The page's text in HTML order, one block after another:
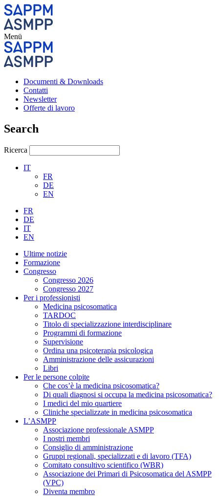
Menü
Documenti & Downloads
Contatti
Newsletter
Offerte di lavoro
Search
Ricerca
IT
FR
DE
EN
FR
DE
IT
EN
Ultime notizie
Formazione
Congresso
Congresso 2026
Congresso 2027
Per i professionisti
Medicina psicosomatica
TARDOC
Titolo di specializzazione interdisciplinare
Programmi di formazione
Supervisione
Ordina una psicoterapia psicologica
Amministrazione delle assicurazioni
Libri
Per le persone colpite
Che cos’è la medicina psicosomatica?
Di quali diagnosi si occupa la medicina psicosomatica?
I medici del mio quartiere
Cliniche specializzate in medicina psicosomatica
L’ASMPP
Associazione professionale ASMPP
I nostri membri
Consiglio di amministrazione
Gruppi regionali, specializzati e di lavoro (TFA)
Comitato consultivo scientifico (WBR)
Associazione dei Primari di Psicosomatica del ASMPP
(VPC)
Diventa membro